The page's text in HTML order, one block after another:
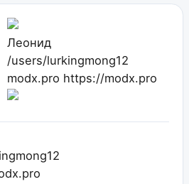
Леонид
/users/lurkingmong12
modx.pro https://modx.pro